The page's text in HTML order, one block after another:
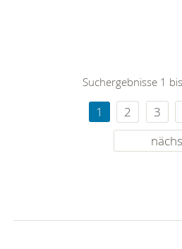
Suchergebnisse 1
1 2 3